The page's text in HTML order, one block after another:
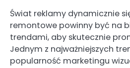
Świat reklamy dynamicznie
remontowe powinny być na
trendami, aby skutecznie
Jednym z najważniejszych
popularność marketingu